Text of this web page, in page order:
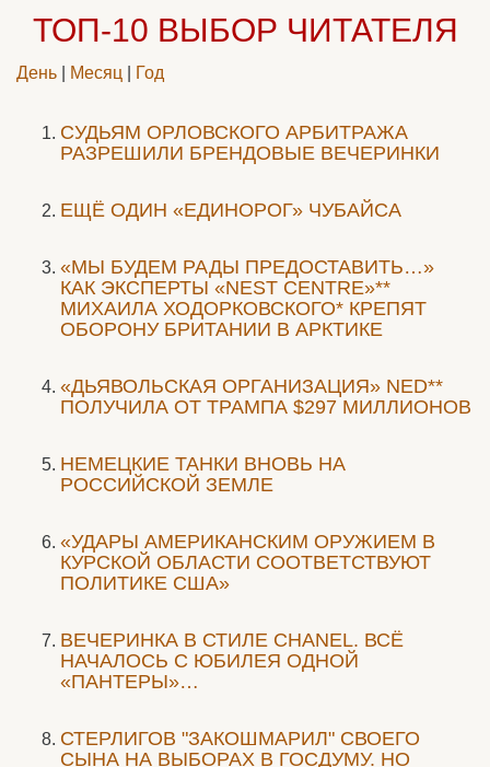
ТОП-10 ВЫБОР ЧИТАТЕЛЯ
День Месяц Год
CУДЬЯМ ОРЛОВСКОГО АРБИТРАЖА
РАЗРЕШИЛИ БРЕНДОВЫЕ ВЕЧЕРИНКИ
ЕЩЁ ОДИН «ЕДИНОРОГ» ЧУБАЙСА
«МЫ БУДЕМ РАДЫ ПРЕДОСТАВИТЬ…»
КАК ЭКСПЕРТЫ «NEST CENTRE»**
МИХАИЛА ХОДОРКОВСКОГО* КРЕПЯТ
ОБОРОНУ БРИТАНИИ В АРКТИКЕ
«ДЬЯВОЛЬСКАЯ ОРГАНИЗАЦИЯ» NED**
ПОЛУЧИЛА ОТ ТРАМПА $297 МИЛЛИОНОВ
НЕМЕЦКИЕ ТАНКИ ВНОВЬ НА
РОССИЙСКОЙ ЗЕМЛЕ
«УДАРЫ АМЕРИКАНСКИМ ОРУЖИЕМ В
КУРСКОЙ ОБЛАСТИ СООТВЕТСТВУЮТ
ПОЛИТИКЕ США»
ВЕЧЕРИНКА В СТИЛЕ СHANEL. ВСЁ
НАЧАЛОСЬ С ЮБИЛЕЯ ОДНОЙ
«ПАНТЕРЫ»…
СТЕРЛИГОВ "ЗАКОШМАРИЛ" СВОЕГО
СЫНА НА ВЫБОРАХ В ГОСДУМУ. НО